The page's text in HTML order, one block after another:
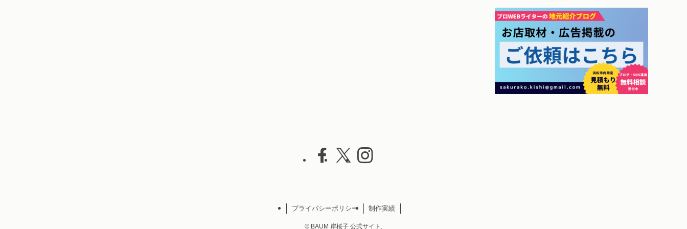
プライバシーポリシー 制作実績
© BAUM 岸桜子 公式サイト.